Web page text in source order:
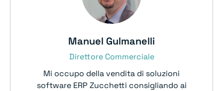
Manuel Gulmanelli
Direttore Commerciale
Mi occupo della vendita di soluzioni
software ERP Zucchetti consigliando ai